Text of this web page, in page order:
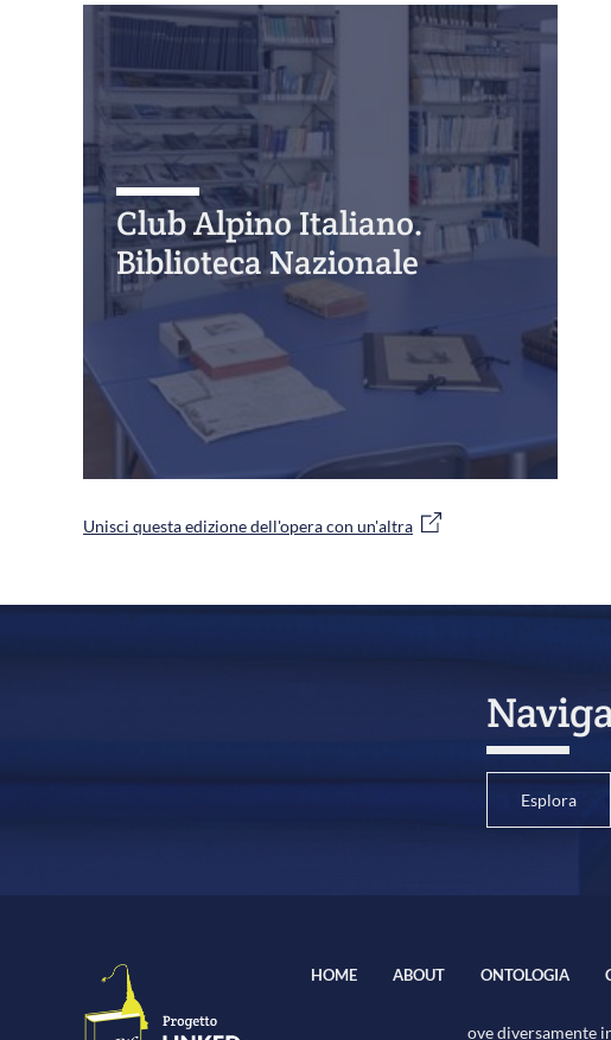
Club Alpino Italiano.
Biblioteca Nazionale
Unisci questa edizione dell'opera con un'altra
Esplora
HOME ABOUT ONTOLOGIA
ove diversamente